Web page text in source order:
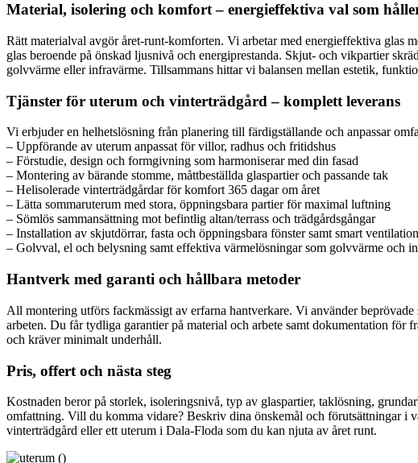
Material, isolering och komfort – energieffektiva val som
Rätt materialval avgör året-runt-komforten. Vi arbetar med energieffektiva glas
glas beroende på önskad ljusnivå och energiprestanda. Skjut- och vikpartier
golvvärme eller infravärme. Tillsammans hittar vi balansen mellan estetik,
Tjänster för uterum och vinterträdgård – komplett leverans
Vi erbjuder en helhetslösning från planering till färdigställande och anpassar
– Uppförande av uterum anpassat för villor, radhus och fritidshus
– Förstudie, design och formgivning som harmoniserar med din fasad
– Montering av bärande stomme, måttbeställda glaspartier och passande tak
– Helisolerade vinterträdgårdar för komfort 365 dagar om året
– Lätta sommaruterum med stora, öppningsbara partier för maximal luftning
– Sömlös sammansättning mot befintlig altan/terrass och trädgårdsgångar
– Installation av skjutdörrar, fasta och öppningsbara fönster samt smart ventilation
– Golvval, el och belysning samt effektiva värmelösningar som golvvärme och
Hantverk med garanti och hållbara metoder
All montering utförs fackmässigt av erfarna hantverkare. Vi använder
arbeten. Du får tydliga garantier på material och arbete samt dokumentation
och kräver minimalt underhåll.
Pris, offert och nästa steg
Kostnaden beror på storlek, isoleringsnivå, typ av glaspartier, taklösning,
omfattning. Vill du komma vidare? Beskriv dina önskemål och förutsättningar i
vinterträdgård eller ett uterum i Dala-Floda som du kan njuta av året runt.